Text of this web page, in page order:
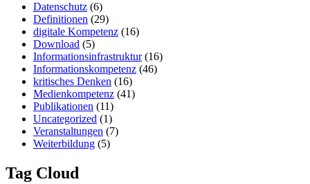
Datenschutz (6)
Definitionen (29)
digitale Kompetenz (16)
Download (5)
Informationsinfrastruktur(16)
Informationskompetenz (46)
kritisches Denken (16)
Medienkompetenz (41)
Publikationen (11)
Uncategorized (1)
Veranstaltungen (7)
Weiterbildung (5)
Tag Cloud